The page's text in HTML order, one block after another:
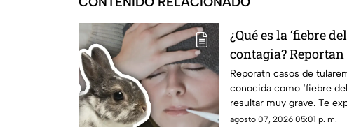
¿Qué es la ‘fiebre
contagia?
y genera alerta en
Reporatn casos de
conocida como ‘fiebre
resultar muy grave. Te
se contagia.
agosto 07, 2026 05:01 p. m.